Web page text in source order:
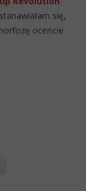
się,
oceńcie